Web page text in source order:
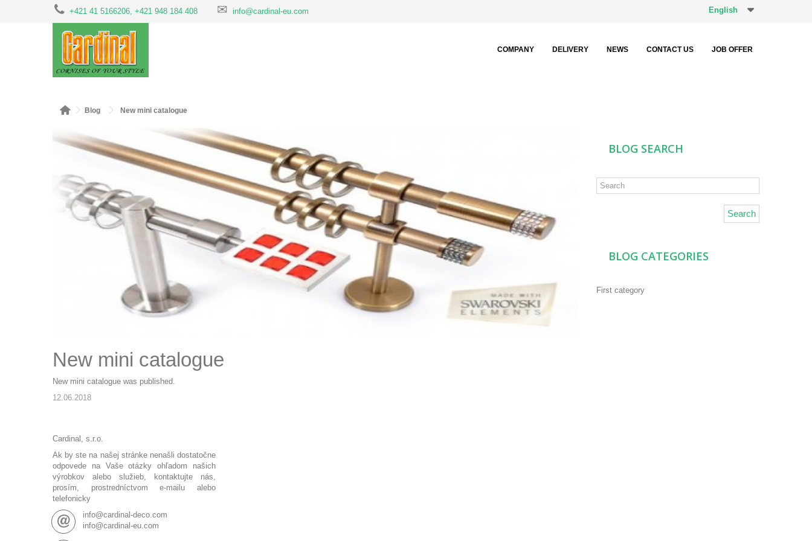
English
+421 41 5166206, +421 948 184 408 info@cardinal-eu.com
JOB OFFER
CONTACT US
NEWS
DELIVERY
COMPANY
Blog New mini catalogue
New mini catalogue
New mini catalogue was published.
12.06.2018
BLOG SEARCH
Search
BLOG CATEGORIES
First category
Cardinal, s.r.o.
Ak by ste na našej stránke nenašli dostatočne
odpovede na Vaše otázky ohľadom našich
výrobkov alebo služieb, kontaktujte nás,
prosím, prostredníctvom e-mailu alebo
telefonicky
info@cardinal-deco.com
info@cardinal-eu.com